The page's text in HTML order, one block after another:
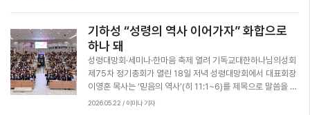
영용 목사) △한국 오순절 100주년 기념대회를 위해(회계 양병
열 목사) △반기독교 법안 입법 반대를 위해(재무 정홍은 목사)
가 각각 인도했다. 이후 총회장 정동균 목사가 인사말을 전했으
며, 이영훈 목사가 위원장 임명식을 진행했다. 이날 정책위원장
박광수 목사, 세계선교후원위원장 김종복 장로 등에게 임명장
선 목사가 총회 화요기도회의 취지를 설명하고, 지방회 교회 창
위한 사명과 비전을 새롭게 했다. 교회학교 담당 이성준 목사의
사회로 진행된 개회예배에서는 기하성 교육위원장 진유신 목사
가 대표기도를 기하성 총회장 정동균 목사가 ‘십자가의 능력으
로’(고전 1:18)라는 제목으로 말씀을 전했다. 예배 후 이어진 교
사강습회에서는 청암교회 이정현 목사가 ‘교회학교, 믿음으로
정면승부하라’를 주제로 강의했고 학원복음화 인큐베이팅 대표
최새롬 목사가 ‘학교 사역을 통한 부흥 전략’을 주제로 세미나를
인도했다.
기하성 “성령의 역사 이어가자” 화합으로
하나 돼
성령대망회·세미나·한마음 축제 열려 기독교대한하나님의성회
제75차 정기총회가 열린 18일 저녁 성령대망회에서 대표회장
이영훈 목사는 ‘믿음의 역사’(히 11:1~6)를 제목으로 말씀을 전
했다. 이영훈 목사는 “꿈꾸고 믿고 기도하면 기적은 일어난
2026.05.22 / 이미나 기자